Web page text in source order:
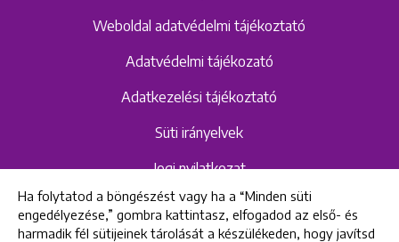
Weboldal adatvédelmi tájékoztató
Adatvédelmi tájékozató
Adatkezelési tájékoztató
Süti irányelvek
Jogi nyilatkozat
Hangrögzítéshez kapcsolódó adatvédelmi
szabályzat és tájékoztató
Ha folytatod a böngészést vagy ha a “Minden süti
engedélyezése,” gombra kattintasz, elfogadod az első- és
harmadik fél sütijeinek tárolását a készülékeden, hogy javítsd